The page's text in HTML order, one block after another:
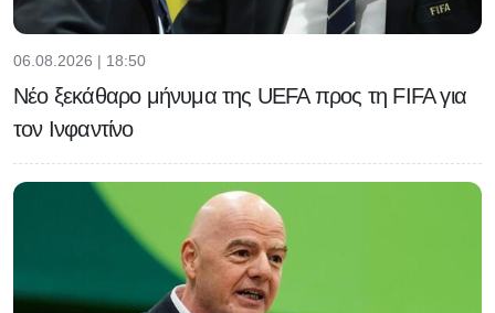
06.08.2026 | 18:50
Νέο ξεκάθαρο μήνυμα της UEFA προς τη FIFA για
τον Ινφαντίνο